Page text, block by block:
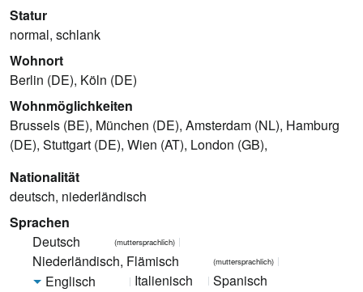
Statur
normal, schlank
Wohnort
Berlin (DE), Köln (DE)
Wohnmöglichkeiten
Brussels (BE), München (DE), Amsterdam (NL), Hamburg
(DE), Stuttgart (DE), Wien (AT), London (GB),
Nationalität
deutsch, niederländisch
Sprachen
Deutsch
(muttersprachlich)
Niederländisch, Flämisch (muttersprachlich)
Englisch Italienisch
Spanisch